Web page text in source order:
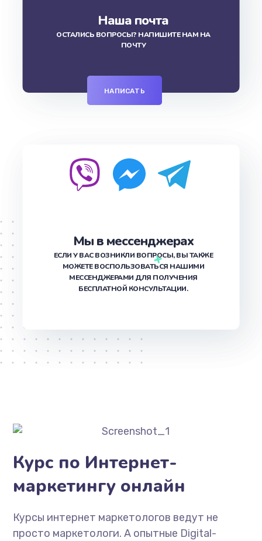
Наша почта
ОСТАЛИСЬ ВОПРОСЫ? НАПИШИТЕ НАМ НА
ПОЧТУ
НАПИСАТЬ
Мы в мессенджерах
ЕСЛИ У ВАС ВОЗНИКЛИ ВОПРОСЫ, ВЫ ТАКЖЕ
МОЖЕТЕ ВОСПОЛЬЗОВАТЬСЯ НАШИМИ
МЕССЕНДЖЕРАМИ ДЛЯ ПОЛУЧЕНИЯ
БЕСПЛАТНОЙ КОНСУЛЬТАЦИИ.
Курс по Интернет-
маркетингу онлайн
Курсы интернет маркетологов ведут не
просто маркетологи. А опытные Digital-